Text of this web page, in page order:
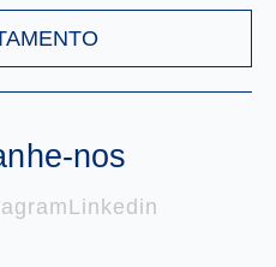
nos
Linkedin